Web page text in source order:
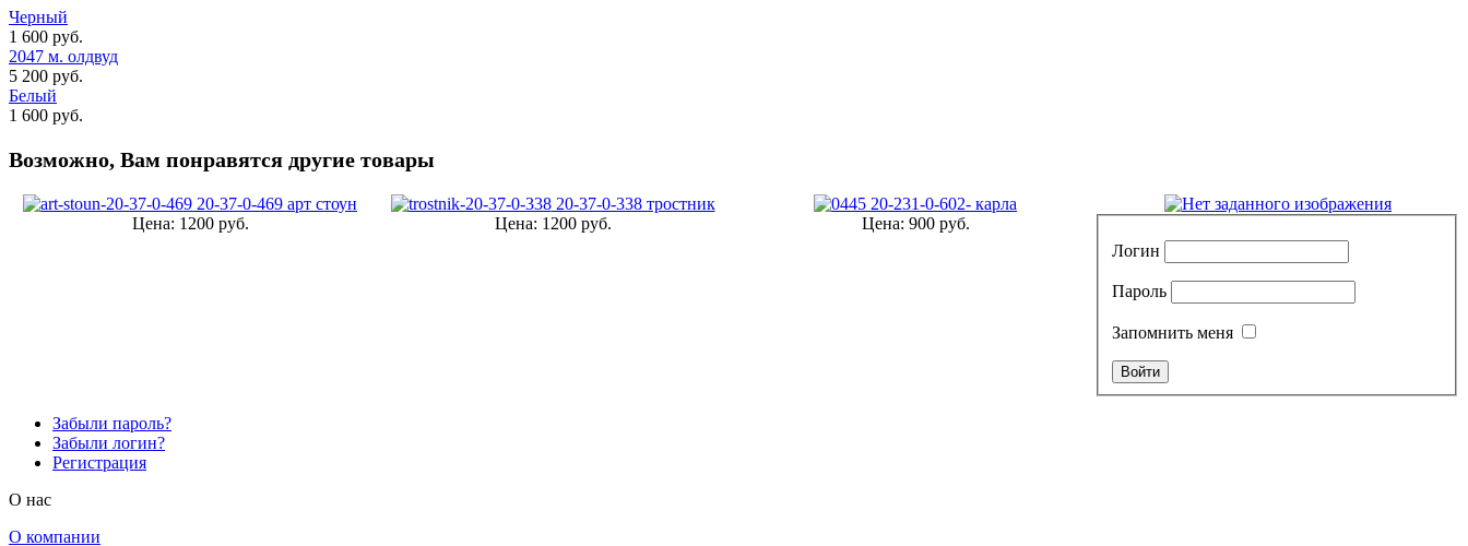
Черный
1 600 руб.
2047 м. олдвуд
5 200 руб.
Белый
1 600 руб.
Возможно, Вам понравятся другие товары
20-37-0-469 арт стоун
Цена: 1200 руб.
20-37-0-338 тростник
Цена: 1200 руб.
20-231-0-602- карла
Цена: 900 руб.
Логин
Пароль
Запомнить меня
Забыли пароль?
Забыли логин?
Регистрация
O нас
О компании